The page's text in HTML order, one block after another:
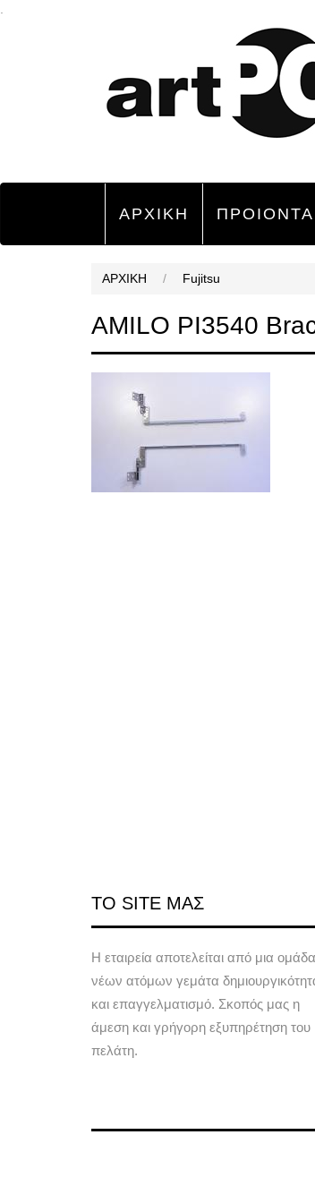
ΑΡΧΙΚΗ ΠΡΟΙΟΝΤΑ
ΑΡΧΙΚΗ / Fujitsu
AMILO PI3540
ΤΟ SITE ΜΑΣ
Η εταιρεία αποτελείται από μια ομάδα
νέων ατόμων γεμάτα
και επαγγελματισμό. Σκοπός μας η
άμεση και γρήγορη εξυπηρέτηση του
πελάτη.